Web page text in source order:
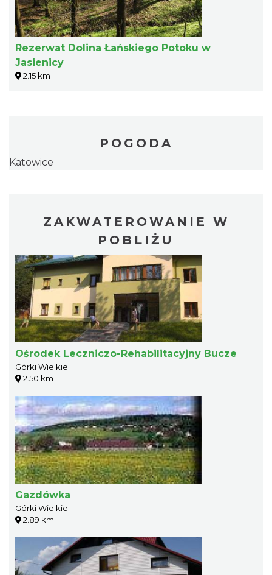
Rezerwat Dolina Łańskiego Potoku w
Jasienicy
2.15 km
POGODA
Katowice
ZAKWATEROWANIE W
POBLIŻU
Ośrodek Leczniczo-Rehabilitacyjny Bucze
Górki Wielkie
2.50 km
Gazdówka
Górki Wielkie
2.89 km